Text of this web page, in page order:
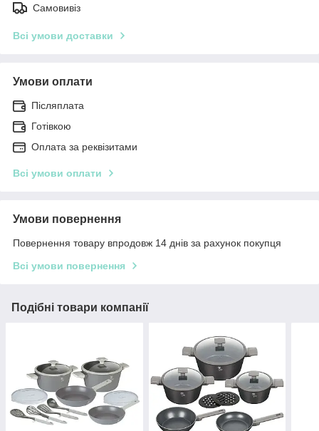
Самовивіз
Всі умови доставки
Умови оплати
Післяплата
Готівкою
Оплата за реквізитами
Всі умови оплати
Умови повернення
Повернення товару впродовж 14 днів за рахунок покупця
Всі умови повернення
Подібні товари компанії